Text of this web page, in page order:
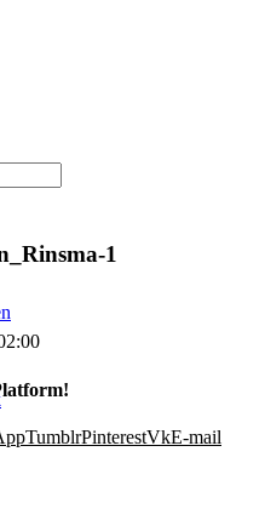
1
TumblrPinterestVkE-mail